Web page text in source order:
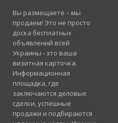
Вы размещаете – мы
продаем! Это не просто
доска бесплатных
объявлений всей
Украины - это ваша
визитная карточка.
Информационная
площадка, где
заключаются деловые
сделки, успешные
продажи и подбираются